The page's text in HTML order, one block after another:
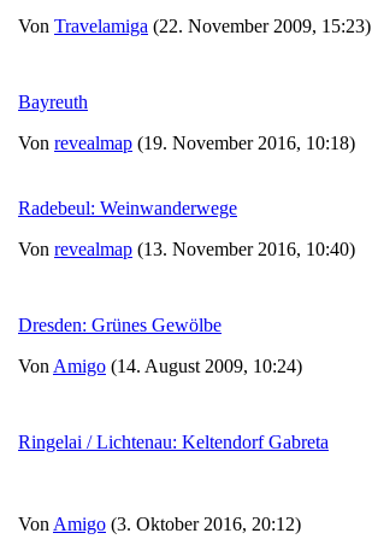
Von Travelamiga (22. November 2009, 15:23)
Bayreuth
Von revealmap (19. November 2016, 10:18)
Radebeul: Weinwanderwege
Von revealmap (13. November 2016, 10:40)
Dresden: Grünes Gewölbe
Von Amigo (14. August 2009, 10:24)
Ringelai / Lichtenau: Keltendorf Gabreta
Von Amigo (3. Oktober 2016, 20:12)